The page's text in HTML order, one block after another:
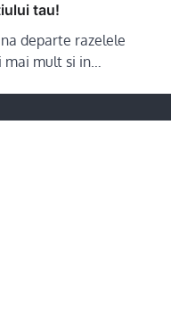
tau!
departe razelele
mai mult si in…